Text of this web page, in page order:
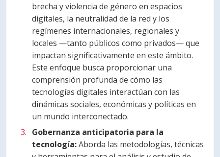
brecha y violencia de género en espacios
digitales, la neutralidad de la red y los
regímenes internacionales, regionales y
locales —tanto públicos como privados— que
impactan significativamente en este ámbito.
Este enfoque busca proporcionar una
comprensión profunda de cómo las
tecnologías digitales interactúan con las
dinámicas sociales, económicas y políticas en
un mundo interconectado.
Gobernanza anticipatoria para la
tecnología:Aborda las metodologías, técnicas